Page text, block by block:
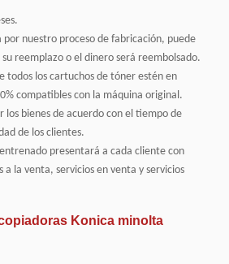
por nuestro proceso de fabricación, puede
reemplazo o el dinero será reembolsado.
todos los cartuchos de tóner estén en
compatibles con la máquina original.
bienes de acuerdo con el tiempo de
de los clientes.
presentará a cada cliente con
a la venta, servicios en venta y servicios
Konica minolta